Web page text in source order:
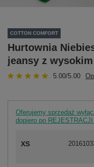
COTTON COMFORT
Hurtownia
jeansy z
5.00/5.00
Oferujemy sprzedaż
dopiero po
XS